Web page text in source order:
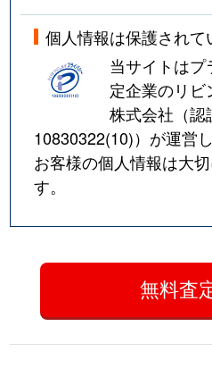
個人情報は保護されて
当サイトは
定企業のリ
株式会社（認
10830322(10)）が運営
お客様の個人情報は大
す。